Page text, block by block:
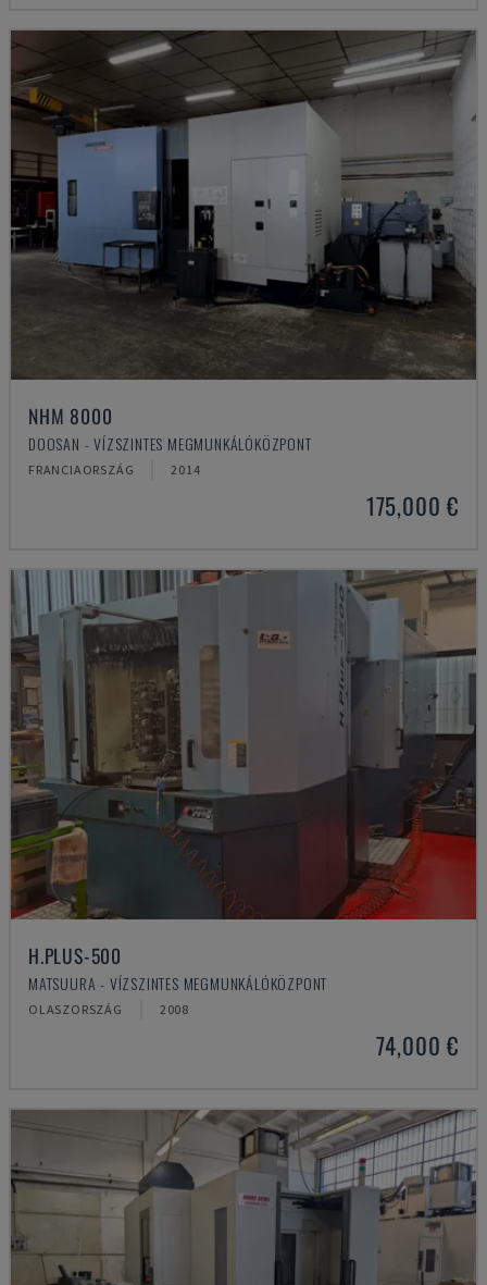
NHM 8000
DOOSAN - VÍZSZINTES MEGMUNKÁLÓKÖZPONT
FRANCIAORSZÁG 2014
175,000 €
H.PLUS-500
MATSUURA - VÍZSZINTES MEGMUNKÁLÓKÖZPONT
OLASZORSZÁG 2008
74,000 €